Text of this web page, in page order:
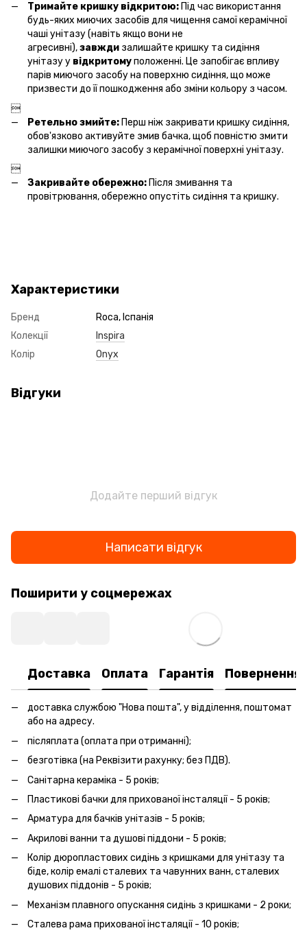
Тримайте кришку відкритою: Під час використання
будь-яких миючих засобів для чищення самої керамічної
чаші унітазу (навіть якщо вони не
агресивні),завжди залишайте кришку та сидіння
унітазу у відкритомуположенні. Це запобігає впливу
парів миючого засобу на поверхню сидіння, що може
призвести до її пошкодження або зміни кольору з часом.

Ретельно змийте: Перш ніж закривати кришку сидіння,
обов'язково активуйте змив бачка, щоб повністю змити
залишки миючого засобу з керамічної поверхні унітазу.

Закривайте обережно: Після змивання та
провітрювання, обережно опустіть сидіння та кришку.
Характеристики
Бренд
Roca, Іспанія
Колекції
Inspira
Колір
Onyx
Відгуки
Додайте перший відгук
Написати відгук
Поширити у соцмережах
Доставка Оплата Гарантія Повернення
доставка службою "Нова пошта", у відділення, поштомат
або на адресу.
післяплата (оплата при отриманні);
безготівка (на Реквізити рахунку; без ПДВ).
Санітарна кераміка - 5 років;
Пластикові бачки для прихованої інсталяції - 5 років;
Арматура для бачків унітазів - 5 років;
Акрилові ванни та душові піддони - 5 років;
Колір дюропластових сидінь з кришками для унітазу та
біде, колір емалі сталевих та чавунних ванн, сталевих
душових піддонів - 5 років;
Механізм плавного опускання сидінь з кришками - 2 роки;
Сталева рама прихованої інсталяції - 10 років;